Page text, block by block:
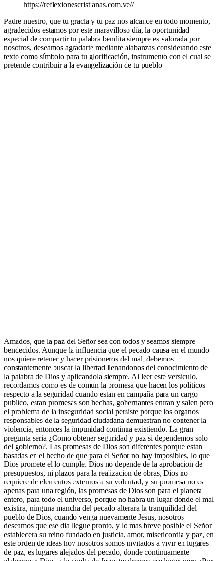
https://reflexionescristianas.com.ve//
Padre nuestro, que tu gracia y tu paz nos alcance en todo momento,
agradecidos estamos por este maravilloso día, la oportunidad
especial de compartir tu palabra bendita siempre es valorada por
nosotros, deseamos agradarte mediante alabanzas considerando este
texto como símbolo para tu glorificación, instrumento con el cual se
pretende contribuir a la evangelización de tu pueblo.
Amados, que la paz del Señor sea con todos y seamos siempre
bendecidos. Aunque la influencia que el pecado causa en el mundo
nos quiere retener y hacer prisioneros del mal, debemos
constantemente buscar la libertad llenandonos del conocimiento de
la palabra de Dios y aplicandola siempre. Al leer este versiculo,
recordamos como es de comun la promesa que hacen los politicos
respecto a la seguridad cuando estan en campaña para un cargo
publico, estan promesas son hechas, gobernantes entran y salen pero
el problema de la inseguridad social persiste porque los organos
responsables de la seguridad ciudadana demuestran no contener la
violencia, entonces la impunidad continua existiendo. La gran
pregunta seria ¿Como obtener seguridad y paz si dependemos solo
del gobierno?. Las promesas de Dios son diferentes porque estan
basadas en el hecho de que para el Señor no hay imposibles, lo que
Dios promete el lo cumple. Dios no depende de la aprobacion de
presupuestos, ni plazos para la realizacion de obras, Dios no
requiere de elementos externos a su voluntad, y su promesa no es
apenas para una región, las promesas de Dios son para el planeta
entero, para todo el universo, porque no habra un lugar donde el mal
existira, ninguna mancha del pecado alterara la tranquilidad del
pueblo de Dios, cuando venga nuevamente Jesus, nosotros
deseamos que ese dia llegue pronto, y lo mas breve posible el Señor
establecera su reino fundado en justicia, amor, misericordia y paz, en
este orden de ideas hoy nosotros somos invitados a vivir en lugares
de paz, es lugares alejados del pecado, donde continuamente